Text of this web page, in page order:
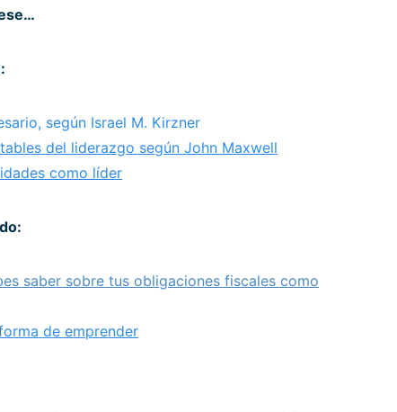
según Israel M. Kirzner
del liderazgo según John Maxwell
como líder
saber sobre tus obligaciones fiscales como
de emprender